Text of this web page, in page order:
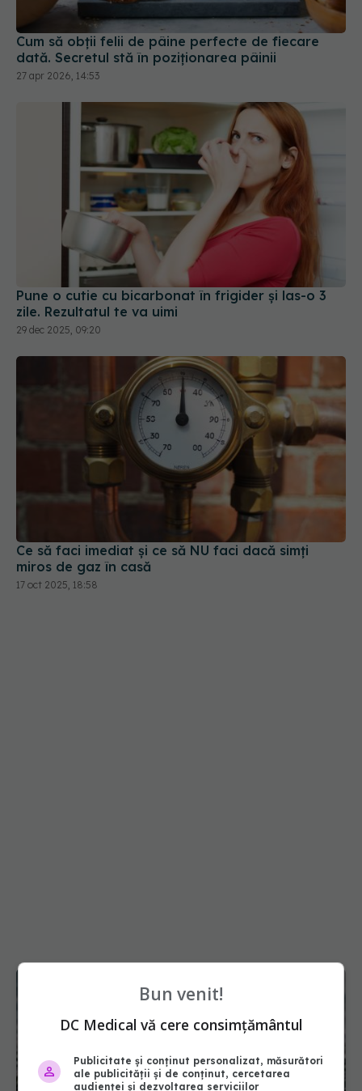
Cum să obții felii de pâine perfecte de fiecare
dată. Secretul stă în poziționarea pâinii
27 apr 2026, 14:53
Pune o cutie cu bicarbonat în frigider și las-o 3
zile. Rezultatul te va uimi
29 dec 2025, 09:20
Ce să faci imediat și ce să NU faci dacă simți
miros de gaz în casă
17 oct 2025, 18:58
Bun venit!
DC Medical vă cere consimțământul
Publicitate și conținut personalizat, măsurători
ale publicității și de conținut, cercetarea
audienței și dezvoltarea serviciilor